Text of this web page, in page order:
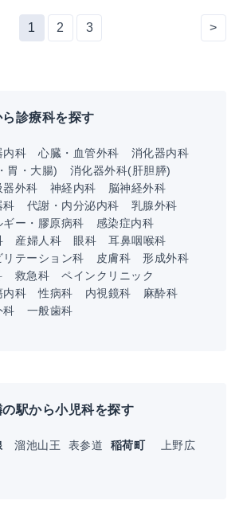
1 2 3 >
診療科を探す
内科 心臓・血管外科
消化器内科
胃・大腸)
消化器外科(肝胆膵)
器外科 神経内科
脳神経外科
科 代謝・内分泌内科
乳腺外科
ギー・膠原病科
感染症内科
産婦人科 眼科
耳鼻咽喉科
リテーション科 皮膚科
形成外科
救急科
ペインクリニック
内科 性病科 内視鏡科
麻酔科
科 一般歯科
駅から小児科を探す
溜池山王 表参道 稲荷町
上野広